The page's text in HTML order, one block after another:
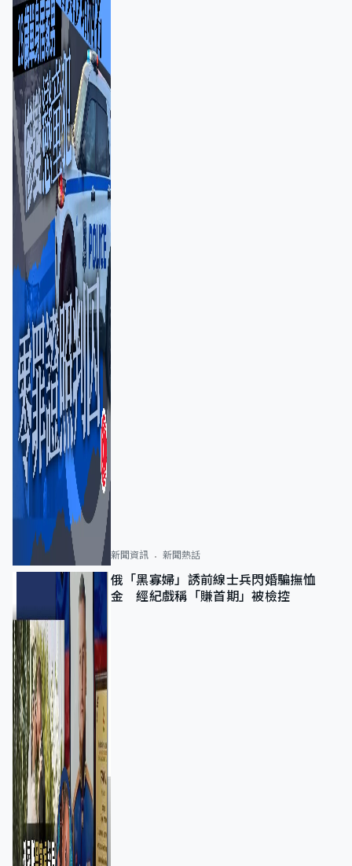
新聞資訊 新聞熱話
俄「黑寡婦」誘前線士兵閃婚騙撫恤
金 經紀戲稱「賺首期」被檢控